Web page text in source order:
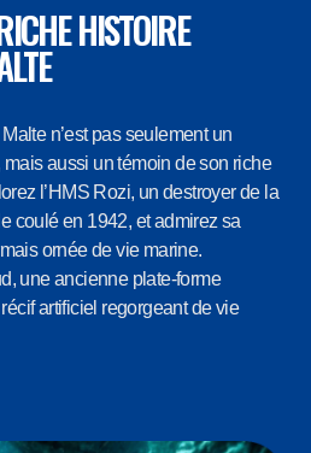
HISTOIRE
n’est pas seulement un
aussi un témoin de son riche
l’HMS Rozi, un destroyer de la
coulé en 1942, et admirez sa
ornée de vie marine.
une ancienne plate-forme
artificiel regorgeant de vie